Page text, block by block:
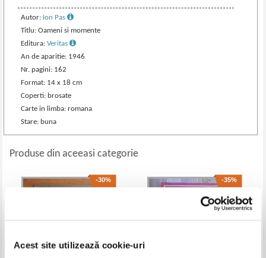
Acest site utilizează cookie-uri
Autor: Ion Pas
Titlu: Oameni si momente
Editura:Veritas
An de aparitie: 1946
Nr. pagini: 162
Format: 14 x 18 cm
Coperti: brosate
Carte in limba: romana
Stare: buna
Produse din aceeasi categorie
-30% -35%